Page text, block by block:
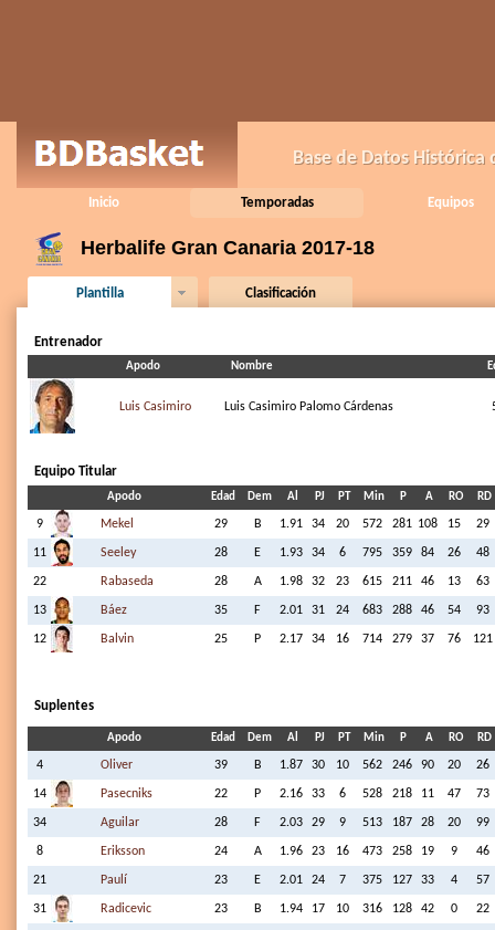
Base de Datos Histórica
Inicio Temporadas Equipos
Herbalife Gran Canaria 2017-18
Plantilla Clasificación
Entrenador
Apodo Nombre
Luis Casimiro Luis Casimiro Palomo Cárdenas
Equipo Titular
Apodo Edad Dem Al PJ PT Min P A RO RD
9 Mekel 29 B 1.91 34 20 572 281 108 15 29
11 Seeley 28 E 1.93 34 6 795 359 84 26 48
22 Rabaseda 28 A 1.98 32 23 615 211 46 13 63
13 Báez 35 F 2.01 31 24 683 288 46 54 93
12 Balvin 25 P 2.17 34 16 714 279 37 76 121
Suplentes
Apodo Edad Dem Al PJ PT Min P A RO RD
4 Oliver 39 B 1.87 30 10 562 246 90 20 26
14 Pasecniks 22 P 2.16 33 6 528 218 11 47 73
34 Aguilar 28 F 2.03 29 9 513 187 28 20 99
8 Eriksson 24 A 1.96 23 16 473 258 19 9 46
21 Paulí 23 E 2.01 24 7 375 127 33 4 57
31 Radicevic 23 B 1.94 17 10 316 128 42 0 22